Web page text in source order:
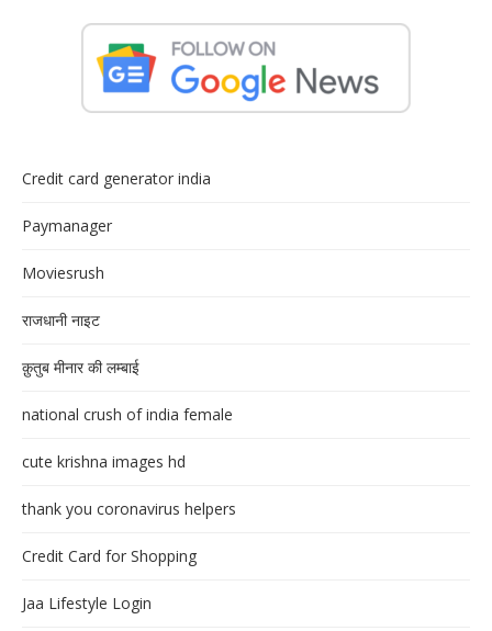
Credit card generator india
Paymanager
Moviesrush
राजधानी नाइट
क़ुतुब मीनार की लम्बाई
national crush of india female
cute krishna images hd
thank you coronavirus helpers
Credit Card for Shopping
Jaa Lifestyle Login